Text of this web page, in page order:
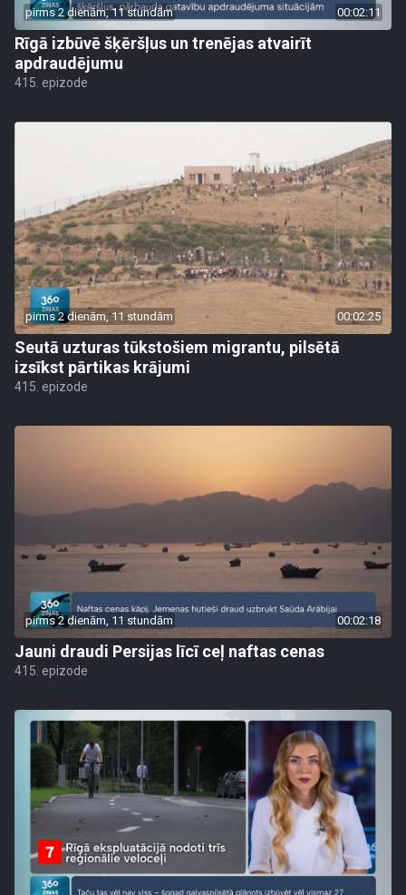
pirms 2 dienām, 11 stundām 00:02:11
Rīgā izbūvē šķēršļus un trenējas atvairīt
apdraudējumu
415. epizode
pirms 2 dienām, 11 stundām 00:02:25
Seutā uzturas tūkstošiem migrantu, pilsētā
izsīkst pārtikas krājumi
415. epizode
pirms 2 dienām, 11 stundām 00:02:18
Jauni draudi Persijas līcī ceļ naftas cenas
415. epizode